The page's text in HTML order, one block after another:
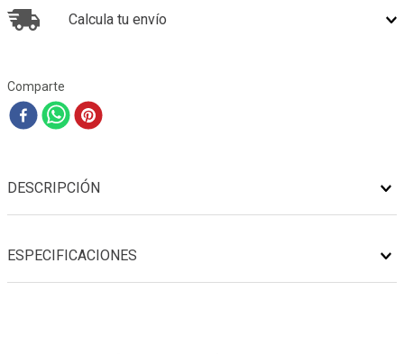
Calcula tu envío
Comparte
DESCRIPCIÓN
ESPECIFICACIONES